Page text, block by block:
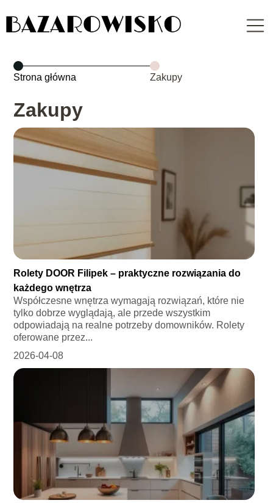
Strona główna Zakupy
Zakupy
Rolety DOOR Filipek – praktyczne rozwiązania do
każdego wnętrza
Współczesne wnętrza wymagają rozwiązań, które nie
tylko dobrze wyglądają, ale przede wszystkim
odpowiadają na realne potrzeby domowników. Rolety
oferowane przez...
2026-04-08